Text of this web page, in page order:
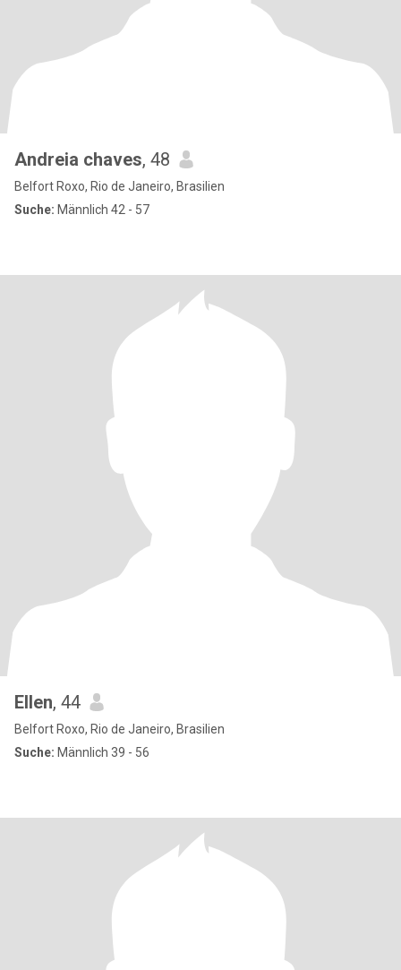
Andreia chaves, 48
Belfort Roxo, Rio de Janeiro, Brasilien
Suche: Männlich 42 - 57
Ellen, 44
Belfort Roxo, Rio de Janeiro, Brasilien
Suche: Männlich 39 - 56